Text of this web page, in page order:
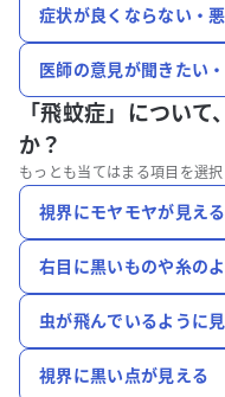
症状が良くならない・
医師の意見が聞きたい
「飛蚊症」について
か？
もっとも当てはまる項目を選択
視界にモヤモヤが見える
右目に黒いものや糸の
虫が飛んでいるように
視界に黒い点が見える